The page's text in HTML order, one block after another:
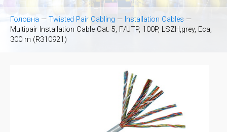
Головна — Twisted Pair Cabling — Installation Cables —
Multipair Installation Cable Cat. 5, F/UTP, 100P, LSZH,grey, Eca,
300 m (R310921)